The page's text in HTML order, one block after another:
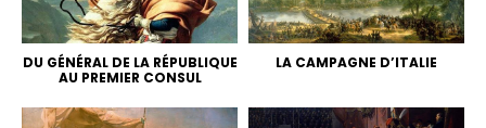
DU GÉNÉRAL DE LA RÉPUBLIQUE
AU PREMIER CONSUL
LA CAMPAGNE D’ITALIE